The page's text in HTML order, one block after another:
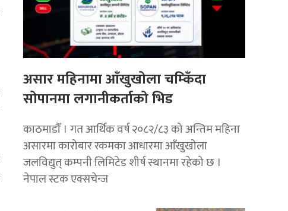
असार महिनामा आँखुखोला चम्किँदा
सोपानमा लगानीकर्ताको भिड
काठमाडौँ । गत आर्थिक वर्ष २०८२/८३ को अन्तिम महिना
असारमा कारोबार रकमका आधारमा आँखुखोला
जलविद्युत् कम्पनी लिमिटेड शीर्ष स्थानमा रहेको छ ।
नेपाल स्टक एक्सचेन्ज